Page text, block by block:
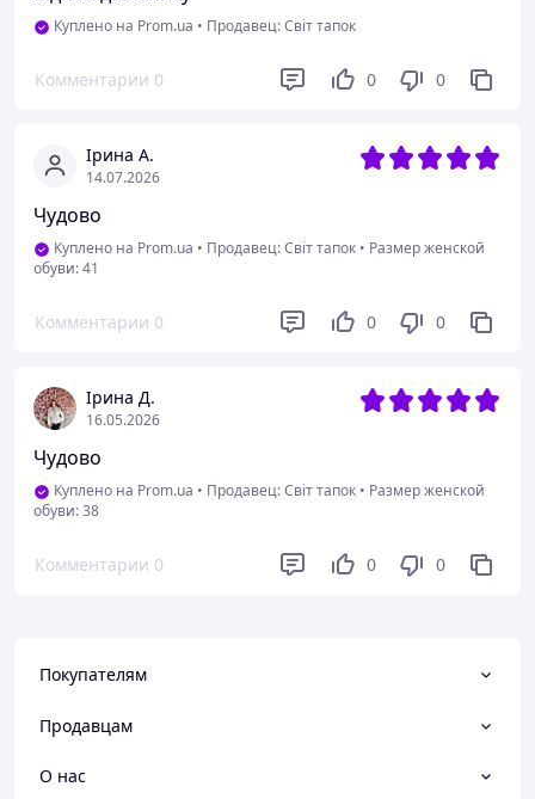
Куплено на Prom.ua • Продавец: Світ тапок
Комментарии 0 0 0
Ірина А.
14.07.2026
Чудово
Куплено на Prom.ua • Продавец: Світ тапок • Размер женской
обуви: 41
Комментарии 0 0 0
Ірина Д.
16.05.2026
Чудово
Куплено на Prom.ua • Продавец: Світ тапок • Размер женской
обуви: 38
Комментарии 0 0 0
Покупателям
Продавцам
О нас